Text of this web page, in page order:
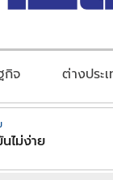
กิจ ต่างประ
ไม่ง่าย